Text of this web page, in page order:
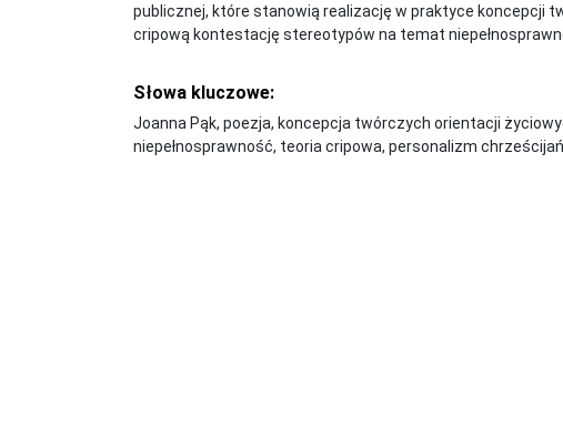
publicznej, które stanowią realizację w praktyce koncepcji
cripową kontestację stereotypów na temat
Słowa kluczowe:
Joanna Pąk, poezja, koncepcja twórczych orientacji
niepełnosprawność, teoria cripowa, personalizm